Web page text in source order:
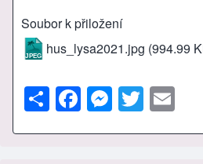
Soubor k přiložení
hus_lysa2021.jpg (994.99
S
h
ar
F
a
c
M
e
ss
T
wi
tt ail